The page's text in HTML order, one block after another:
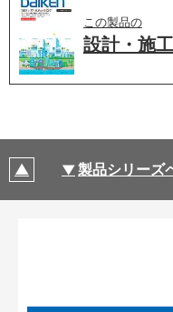
この製品の
設計・施
製品シリーズ